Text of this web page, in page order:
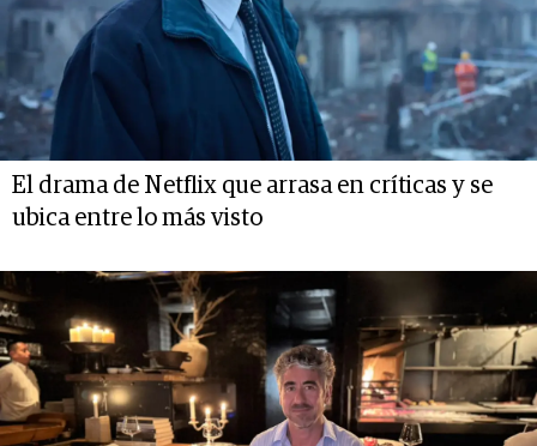
El drama de Netflix que arrasa en críticas y se
ubica entre lo más visto